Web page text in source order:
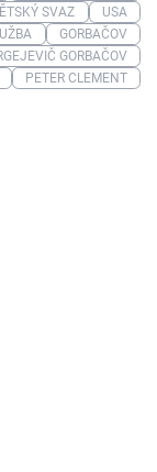
SVAZ
USA
GORBAČOV
GORBAČOV
PETER CLEMENT